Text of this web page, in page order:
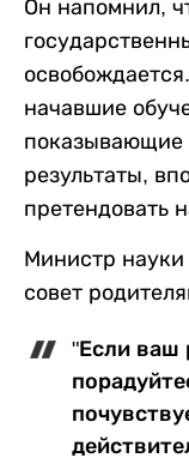
Он напомнил,
начавшие
показывающие
результаты,
претендовать
Министр
совет
"Если ваш